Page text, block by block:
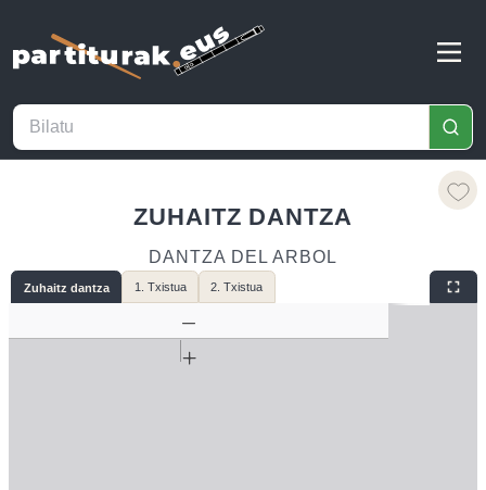
ZUHAITZ DANTZA
DANTZA DEL ARBOL
Zuhaitz dantza 1. Txistua 2. Txistua